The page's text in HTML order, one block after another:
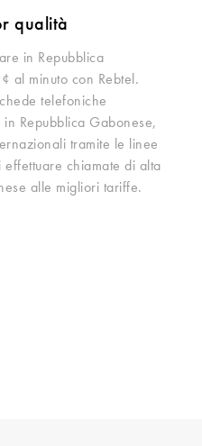
qualità
in Repubblica
al minuto con Rebtel.
telefoniche
Repubblica Gabonese,
tramite le linee
chiamate di alta
alle migliori tariffe.